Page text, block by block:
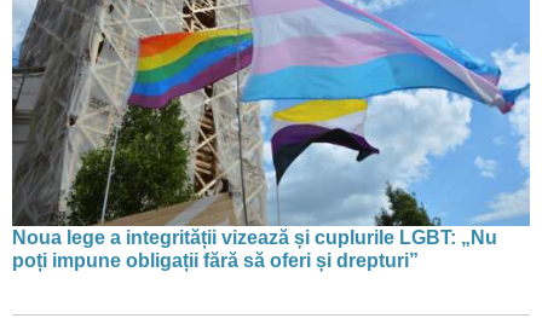
Noua lege a integrității vizează și cuplurile LGBT: „Nu
poți impune obligații fără să oferi și drepturi”